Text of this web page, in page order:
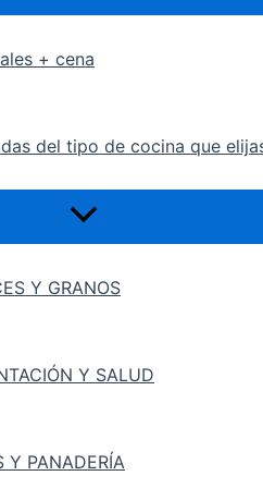
+ cena
del tipo de cocina que
Y GRANOS
Y SALUD
Y PANADERÍA